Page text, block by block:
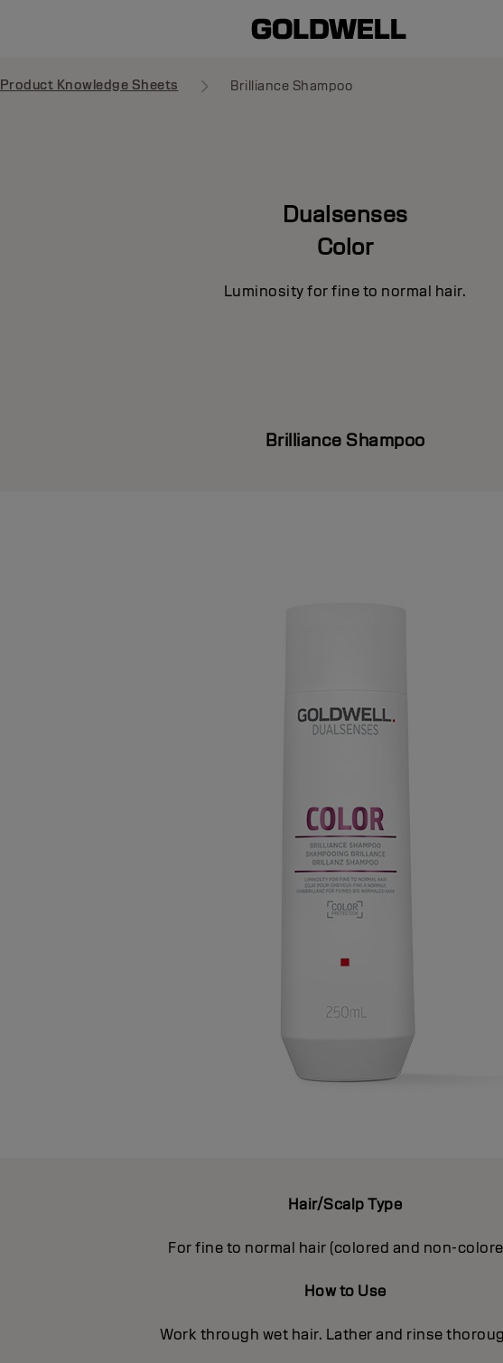
Product Knowledge Sheets Brilliance Shampoo
Dualsenses
Color
Luminosity for fine to normal hair.
Brilliance Shampoo
Hair/Scalp Type
For fine to normal hair (colored and non-
How to Use
Work through wet hair. Lather and rinse